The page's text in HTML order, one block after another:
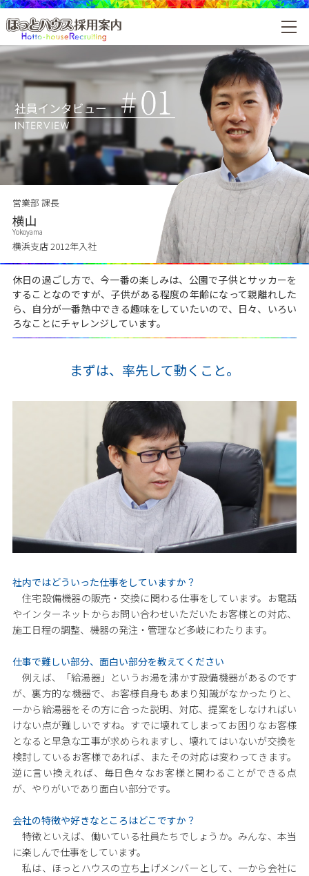
営業部 課長
横山
Yokoyama
横浜支店 2012年入社
休日の過ごし方で、今一番の楽しみは、公園で子供とサッカーを
することなのですが、子供がある程度の年齢になって親離れした
ら、自分が一番熱中できる趣味をしていたいので、日々、いろい
ろなことにチャレンジしています。
まずは、率先して動くこと。
社内ではどういった仕事をしていますか？
住宅設備機器の販売・交換に関わる仕事をしています。お電話
やインターネットからお問い合わせいただいたお客様との対応、
施工日程の調整、機器の発注・管理など多岐にわたります。
仕事で難しい部分、面白い部分を教えてください
例えば、「給湯器」というお湯を沸かす設備機器があるのです
が、裏方的な機器で、お客様自身もあまり知識がなかったりと、
一から給湯器をその方に合った説明、対応、提案をしなければい
けない点が難しいですね。すでに壊れてしまってお困りなお客様
となると早急な工事が求められますし、壊れてはいないが交換を
検討しているお客様であれば、またその対応は変わってきます。
逆に言い換えれば、毎日色々なお客様と関わることができる点
が、やりがいであり面白い部分です。
会社の特徴や好きなところはどこですか？
特徴といえば、働いている社員たちでしょうか。みんな、本当
に楽しんで仕事をしています。
私は、ほっとハウスの立ち上げメンバーとして、一から会社に